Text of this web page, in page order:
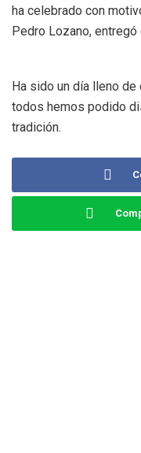
ha celebrado con
Pedro Lozano,
Ha sido un día lleno
todos hemos podido
tradición.